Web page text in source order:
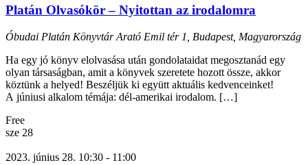
Platán Olvasókör – Nyitottan az irodalomra
Óbudai Platán KönyvtárArató Emil tér 1, Budapest, Magyarország
Ha egy jó könyv elolvasása után gondolataidat megosztanád egy
olyan társaságban, amit a könyvek szeretete hozott össze, akkor
köztünk a helyed! Beszéljük ki együtt aktuális kedvenceinket!
A júniusi alkalom témája: dél-amerikai irodalom. […]
Free
sze 28
2023. június 28. 10:30 - 11:00